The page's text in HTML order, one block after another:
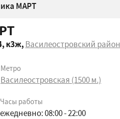
МАРТ
к3ж,Василеостровский район
Метро
Василеостровская (1500 м.)
Часы работы
ежедневно: 08:00 - 22:00